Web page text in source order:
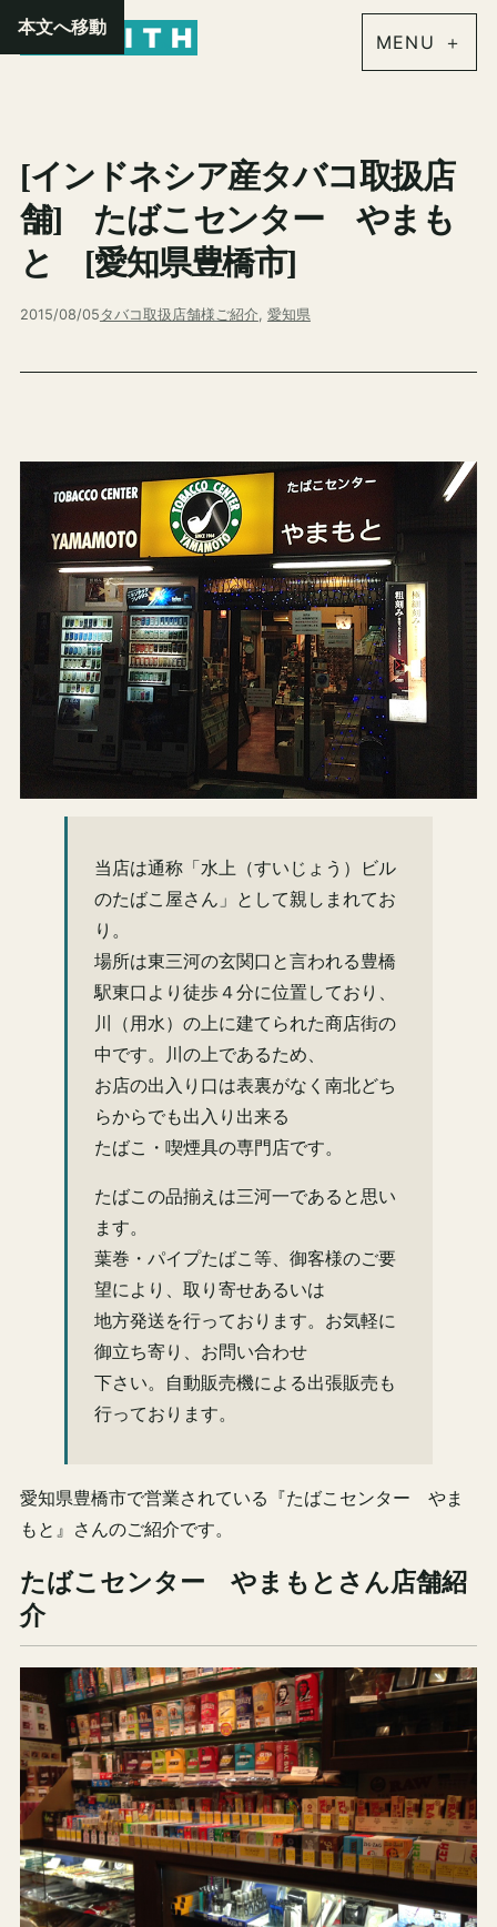
本文へ移動
[インドネシア産タバコ取扱店
舗] たばこセンター やまも
と [愛知県豊橋市]
2015/08/05 タバコ取扱店舗様ご紹介, 愛知県
当店は通称「水上（すいじょう）ビル
のたばこ屋さん」として親しまれてお
り。
場所は東三河の玄関口と言われる豊橋
駅東口より徒歩４分に位置しており、
川（用水）の上に建てられた商店街の
中です。川の上であるため、
お店の出入り口は表裏がなく南北どち
らからでも出入り出来る
たばこ・喫煙具の専門店です。
たばこの品揃えは三河一であると思い
ます。
葉巻・パイプたばこ等、御客様のご要
望により、取り寄せあるいは
地方発送を行っております。お気軽に
御立ち寄り、お問い合わせ
下さい。自動販売機による出張販売も
行っております。
愛知県豊橋市で営業されている『たばこセンター やま
もと』さんのご紹介です。
たばこセンター やまもとさん店舗紹
介